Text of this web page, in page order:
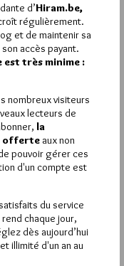
de Pilgrim,s où
Colomb où j’ai pu
de se faire
un écrit gravé en
unis dans la
». Sans
est
des
d’Hiram.be,
régulièrement.
et de maintenir sa
accès payant.
est très minime :
nombreux visiteurs
lecteurs de
la
offerte aux non
pouvoir gérer ces
d'un compte est
du service
chaque jour,
dès aujourd’hui
illimité d'un an au